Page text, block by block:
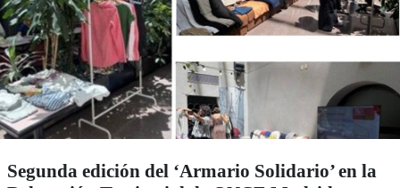
Segunda edición del ‘Armario Solidario’ en la